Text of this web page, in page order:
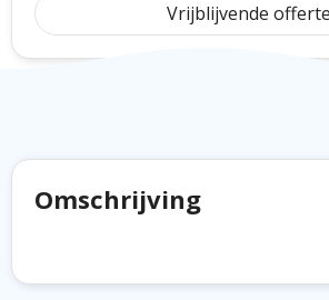
Vrijblijvende offerte
Omschrijving